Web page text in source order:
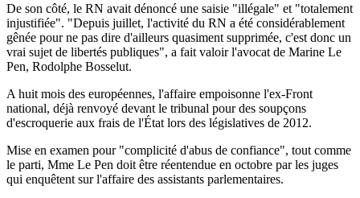
De son côté, le RN avait dénoncé une saisie "illégale" et "totalement
injustifiée". "Depuis juillet, l'activité du RN a été considérablement
gênée pour ne pas dire d'ailleurs quasiment supprimée, c'est donc un
vrai sujet de libertés publiques", a fait valoir l'avocat de Marine Le
Pen, Rodolphe Bosselut.
A huit mois des européennes, l'affaire empoisonne l'ex-Front
national, déjà renvoyé devant le tribunal pour des soupçons
d'escroquerie aux frais de l'État lors des législatives de 2012.
Mise en examen pour "complicité d'abus de confiance", tout comme
le parti, Mme Le Pen doit être réentendue en octobre par les juges
qui enquêtent sur l'affaire des assistants parlementaires.